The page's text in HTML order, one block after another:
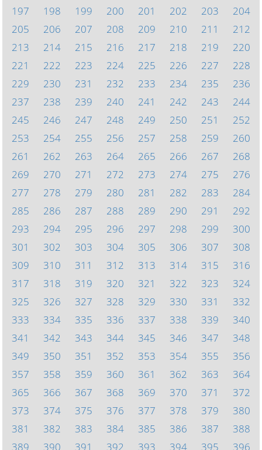
197
198 199 200 201 202 203
204
205
206 207 208 209 210 211
212
213
214 215 216 217 218 219
220
221
222 223 224 225 226 227
228
229
230 231 232 233 234 235
236
237
238 239 240 241 242 243
244
245
246 247 248 249 250 251
252
253
254 255 256 257 258 259
260
261
262 263 264 265 266 267
268
269
270 271 272 273 274 275
276
277
278 279 280 281 282 283
284
285
286 287 288 289 290 291
292
293
294 295 296 297 298 299
300
301
302 303 304 305 306 307
308
309
310 311 312 313 314 315
316
317
318 319 320 321 322 323
324
325
326 327 328 329 330 331
332
333
334 335 336 337 338 339
340
341
342 343 344 345 346 347
348
349
350 351 352 353 354 355
356
357
358 359 360 361 362 363
364
365
366 367 368 369 370 371
372
373
374 375 376 377 378 379
380
381
382 383 384 385 386 387
388
389
390 391 392 393 394 395 396